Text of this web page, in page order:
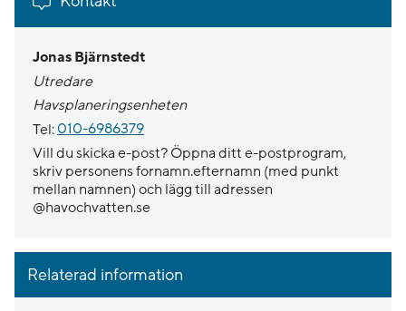
Jonas Bjärnstedt
Utredare
Havsplaneringsenheten
Tel: 010-6986379
Vill du skicka e-post? Öppna ditt e-postprogram,
skriv personens fornamn.efternamn (med punkt
mellan namnen) och lägg till adressen
@havochvatten.se
Relaterad information